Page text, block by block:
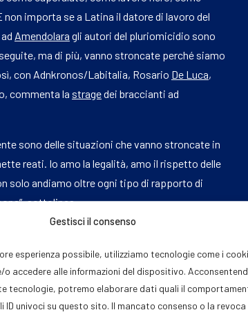
Gestisci il consenso
esperienza possibile, utilizziamo tecnologie come i
o accedere alle informazioni del dispositivo.
tecnologie, potremo elaborare dati quali il
ID univoci su questo sito. Il mancato consenso o la revoca
importa se a Latina il datore di lavoro del
Amendolara gli autori del pluriomicidio sono
ma di più, vanno stroncate perché siamo
con Adnkronos/Labitalia, Rosario De Luca,
commenta la stragedei braccianti ad
sono delle situazioni che vanno stroncate in
reati. Io amo la legalità, amo il rispetto delle
solo andiamo oltre ogni tipo di rapporto di
sottolinea.
Labitalia, “la tutela della dignità del
una priorità per i consulenti del lavoro”.
promuove unacultura fondata su legalità,
lavoro nero, dumping contrattuale e appalti
l’Ispettorato nazionale del lavoro,intesa che